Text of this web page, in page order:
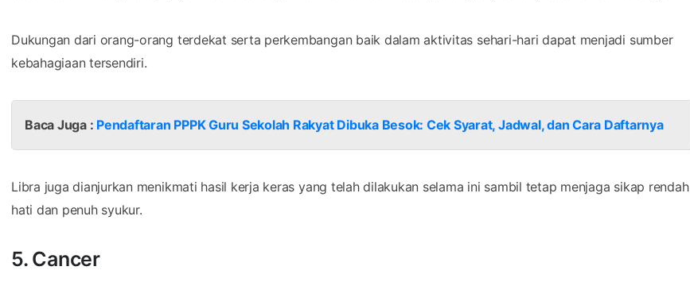
Dukungan dari orang-orang terdekat serta perkembangan baik dalam aktivitas sehari-hari dapat menjadi sumber
kebahagiaan tersendiri.
Baca Juga : Pendaftaran PPPK Guru Sekolah Rakyat Dibuka Besok: Cek Syarat, Jadwal, dan Cara Daftarnya
Libra juga dianjurkan menikmati hasil kerja keras yang telah dilakukan selama ini sambil tetap menjaga sikap rendah
hati dan penuh syukur.
5. Cancer